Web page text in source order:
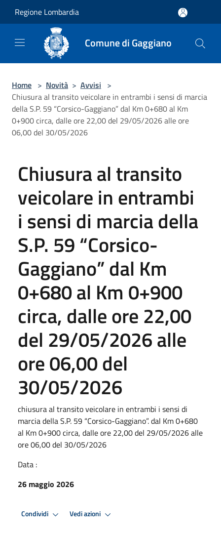
Regione Lombardia
Comune di Gaggiano
Home > Novità > Avvisi >
Chiusura al transito veicolare in entrambi i sensi di marcia
della S.P. 59 “Corsico-Gaggiano” dal Km 0+680 al Km
0+900 circa, dalle ore 22,00 del 29/05/2026 alle ore
06,00 del 30/05/2026
Chiusura al transito
veicolare in entrambi
i sensi di marcia della
S.P. 59 “Corsico-
Gaggiano” dal Km
0+680 al Km 0+900
circa, dalle ore 22,00
del 29/05/2026 alle
ore 06,00 del
30/05/2026
chiusura al transito veicolare in entrambi i sensi di
marcia della S.P. 59 “Corsico-Gaggiano”. dal Km 0+680
al Km 0+900 circa, dalle ore 22,00 del 29/05/2026 alle
ore 06,00 del 30/05/2026
Data :
26 maggio 2026
Condividi Vedi azioni